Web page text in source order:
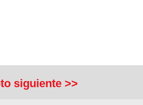
siguiente >>